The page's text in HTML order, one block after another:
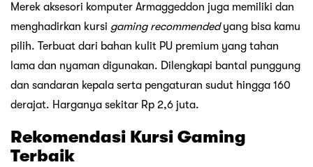
Merek aksesori komputer Armaggeddon juga memiliki dan
menghadirkan kursi gaming recommendedyang bisa kamu
pilih. Terbuat dari bahan kulit PU premium yang tahan
lama dan nyaman digunakan. Dilengkapi bantal punggung
dan sandaran kepala serta pengaturan sudut hingga 160
derajat. Harganya sekitar Rp 2,6 juta.
Rekomendasi Kursi Gaming
Terbaik